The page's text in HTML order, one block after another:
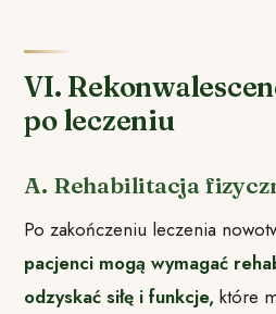
VI.
po leczeniu
A. Rehabilitacja
Po zakończeniu leczenia
pacjenci mogą wymagać
odzyskać siłę i funkcje,które